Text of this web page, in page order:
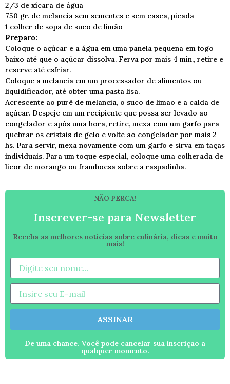
2/3 de xícara de água
750 gr. de melancia sem sementes e sem casca, picada
1 colher de sopa de suco de limão
Preparo:
Coloque o açúcar e a água em uma panela pequena em fogo
baixo até que o açúcar dissolva. Ferva por mais 4 min., retire e
reserve até esfriar.
Coloque a melancia em um processador de alimentos ou
liquidificador, até obter uma pasta lisa.
Acrescente ao purê de melancia, o suco de limão e a calda de
açúcar. Despeje em um recipiente que possa ser levado ao
congelador e após uma hora, retire, mexa com um garfo para
quebrar os cristais de gelo e volte ao congelador por mais 2
hs. Para servir, mexa novamente com um garfo e sirva em taças
individuais. Para um toque especial, coloque uma colherada de
licor de morango ou framboesa sobre a raspadinha.
NÃO PERCA!
Inscrever-se para Newsletter
Receba as melhores notícias sobre culinária, dicas e muito
mais!
ASSINAR
De uma chance. Você pode cancelar sua inscrição a
qualquer momento.